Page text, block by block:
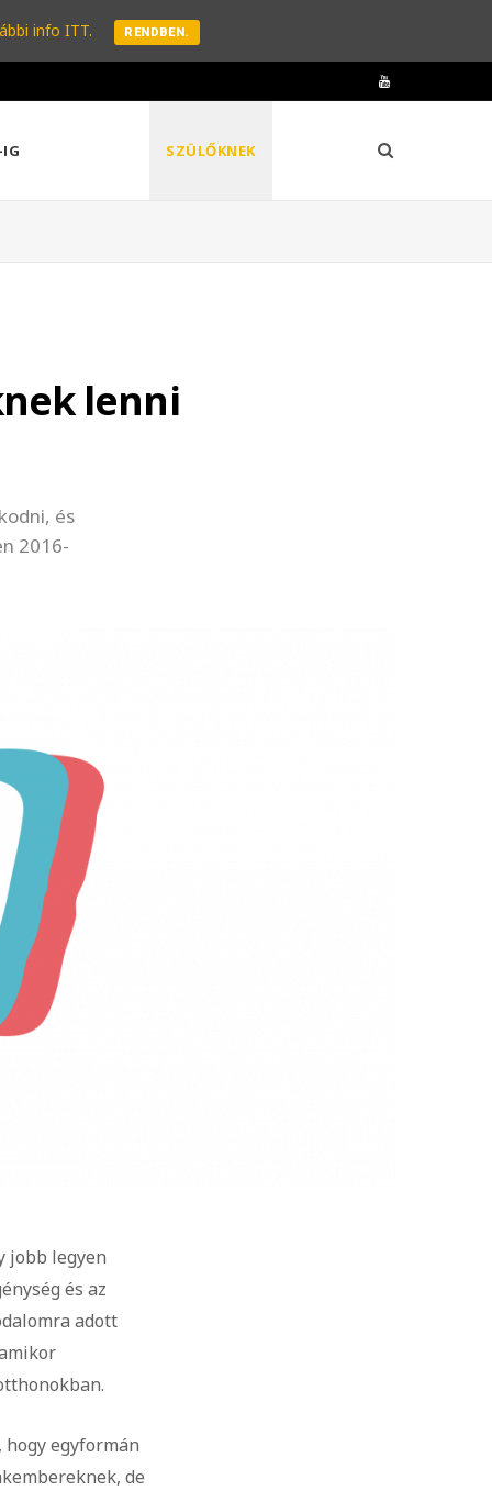
Y
u
T
SZÜLŐKNEK
lenni
és
2016-
jobb legyen
és az
adott
egyformán
de
info ITT. RENDBEN.